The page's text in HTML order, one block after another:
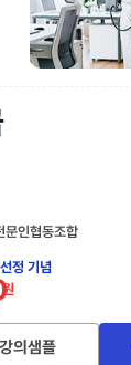
문인협동조합
정 기념
원
강의샘플